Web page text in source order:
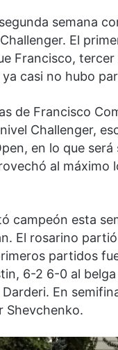
semana
El
Francisco,
ya casi no hubo
de Francisco
Challenger,
en lo que
al máximo
campeón esta
El rosarino
partidos
6-2 6-0 al
En
Shevchenko.